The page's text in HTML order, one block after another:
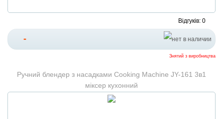
Відгуків: 0
-
Знятий з виробництва
Ручний блендер з насадками Cooking Machine JY-161 3в1
міксер кухонний